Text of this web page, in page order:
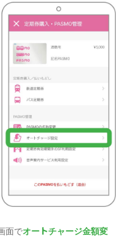
面でオートチャージ金額変